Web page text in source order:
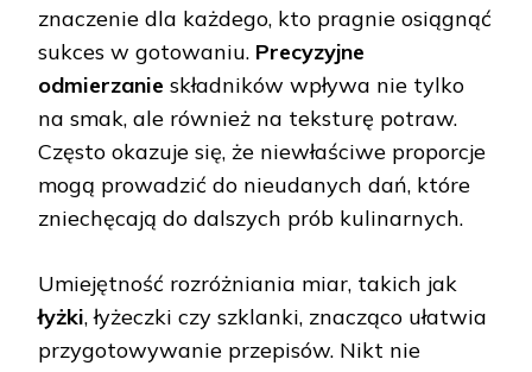
znaczenie dla każdego, kto pragnie osiągnąć
sukces w gotowaniu. Precyzyjne
odmierzanie składników wpływa nie tylko
na smak, ale również na teksturę potraw.
Często okazuje się, że niewłaściwe proporcje
mogą prowadzić do nieudanych dań, które
zniechęcają do dalszych prób kulinarnych.
Umiejętność rozróżniania miar, takich jak
łyżki, łyżeczki czy szklanki, znacząco ułatwia
przygotowywanie przepisów. Nikt nie